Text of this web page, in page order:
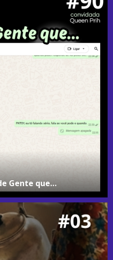
Gente que…